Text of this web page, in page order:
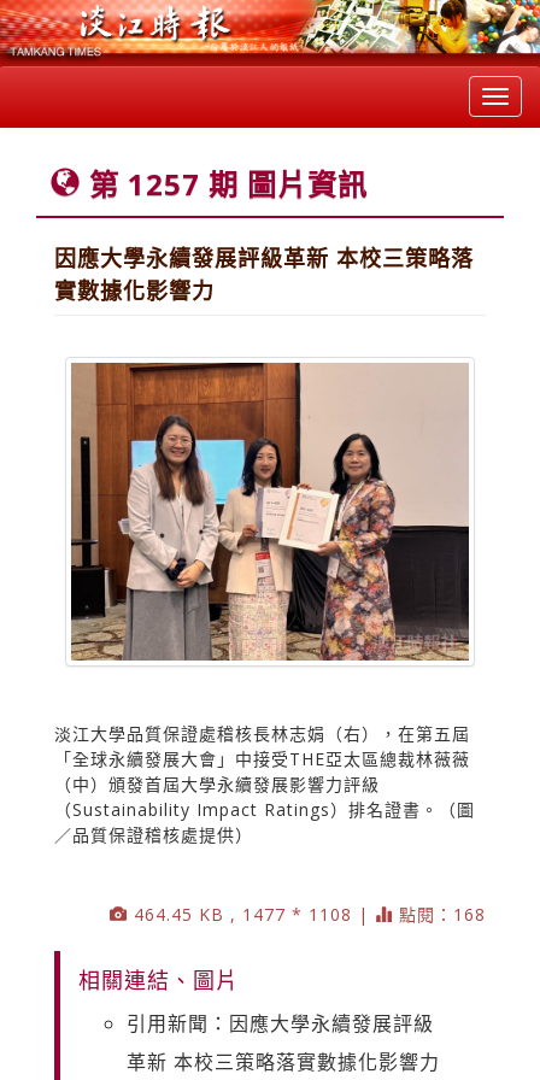
第 1257 期 圖片資訊
因應大學永續發展評級革新 本校三策略落
實數據化影響力
淡江大學品質保證處稽核長林志娟（右），在第五屆
「全球永續發展大會」中接受THE亞太區總裁林薇薇
（中）頒發首屆大學永續發展影響力評級
（Sustainability Impact Ratings）排名證書。（圖
／品質保證稽核處提供）
464.45 KB , 1477 * 1108 | 點閱：168
相關連結、圖片
引用新聞：因應大學永續發展評級
革新 本校三策略落實數據化影響力